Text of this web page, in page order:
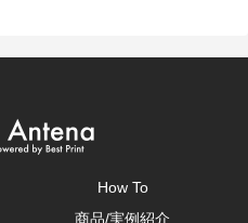
How To
商品/実例紹介